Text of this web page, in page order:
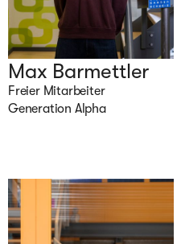
Max Barmettler
Freier Mitarbeiter
Generation Alpha